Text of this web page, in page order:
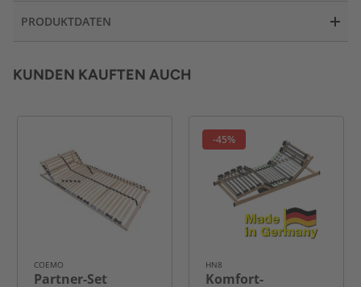
PRODUKTDATEN
KUNDEN KAUFTEN AUCH
COEMO
Partner-Set
-45%
HN8
Komfort-